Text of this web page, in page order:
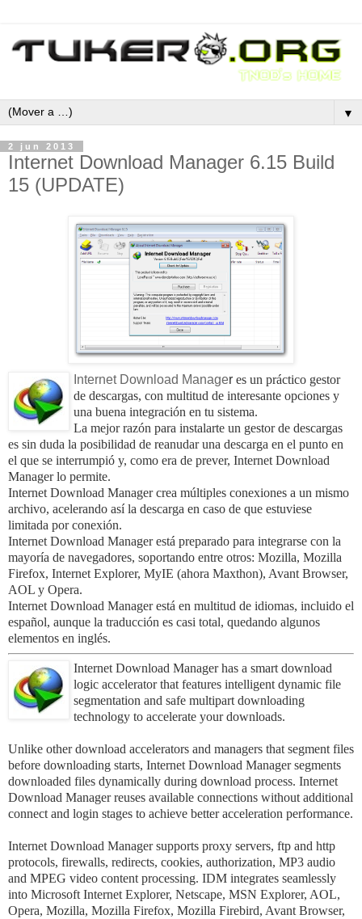
▼
2 jun 2013
Internet Download Manager 6.15 Build
15 (UPDATE)
Internet Download Manager es un práctico gestor
de descargas, con multitud de interesante opciones y
una buena integración en tu sistema.
La mejor razón para instalarte un gestor de descargas
es sin duda la posibilidad de reanudar una descarga en el punto en
el que se interrumpió y, como era de prever, Internet Download
Manager lo permite.
Internet Download Manager crea múltiples conexiones a un mismo
archivo, acelerando así la descarga en caso de que estuviese
limitada por conexión.
Internet Download Manager está preparado para integrarse con la
mayoría de navegadores, soportando entre otros: Mozilla, Mozilla
Firefox, Internet Explorer, MyIE (ahora Maxthon), Avant Browser,
AOL y Opera.
Internet Download Manager está en multitud de idiomas, incluido el
español, aunque la traducción es casi total, quedando algunos
elementos en inglés.
Internet Download Manager has a smart download
logic accelerator that features intelligent dynamic file
segmentation and safe multipart downloading
technology to accelerate your downloads.
Unlike other download accelerators and managers that segment files
before downloading starts, Internet Download Manager segments
downloaded files dynamically during download process. Internet
Download Manager reuses available connections without additional
connect and login stages to achieve better acceleration performance.
Internet Download Manager supports proxy servers, ftp and http
protocols, firewalls, redirects, cookies, authorization, MP3 audio
and MPEG video content processing. IDM integrates seamlessly
into Microsoft Internet Explorer, Netscape, MSN Explorer, AOL,
Opera, Mozilla, Mozilla Firefox, Mozilla Firebird, Avant Browser,